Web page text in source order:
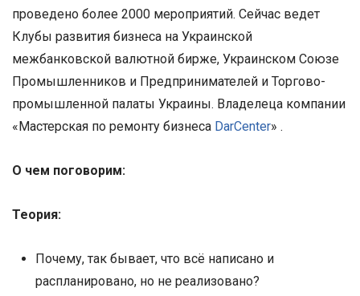
проведено более 2000 мероприятий. Сейчас ведет
Клубы развития бизнеса на Украинской
межбанковской валютной бирже, Украинском Союзе
Промышленников и Предпринимателей и Торгово-
промышленной палаты Украины. Владелеца компании
«Мастерская по ремонту бизнеса DarCenter» .
О чем поговорим:
Теория:
Почему, так бывает, что всё написано и
распланировано, но не реализовано?